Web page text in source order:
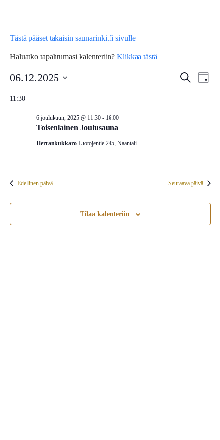
Tästä pääset takaisin saunarinki.fi sivulle
Haluatko tapahtumasi kalenteriin? Klikkaa tästä
Tapahtumat
for
joulukuun,
2025
Etsi
Päivä
06.12.2025
11:30
Toisenlainen Joulusauna
6 joulukuun, 2025 @ 11:30- 16:00
Herrankukkaro Luotojentie 245, Naantali
Edellinen päivä Seuraava päivä
Tilaa kalenteriin